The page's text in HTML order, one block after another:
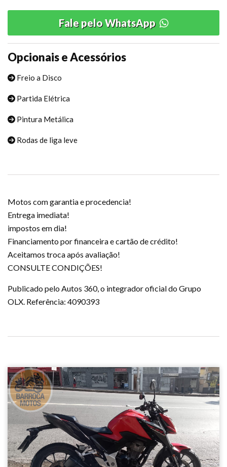
Fale pelo WhatsApp
Opcionais e Acessórios
Freio a Disco
Partida Elétrica
Pintura Metálica
Rodas de liga leve
Motos com garantia e procedencia!
Entrega imediata!
impostos em dia!
Financiamento por financeira e cartão de crédito!
Aceitamos troca após avaliação!
CONSULTE CONDIÇÕES!
Publicado pelo Autos 360, o integrador oficial do Grupo
OLX. Referência: 4090393